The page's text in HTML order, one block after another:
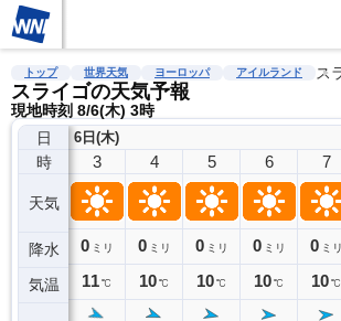
雨雲レーダー 台風情報 地震情報 警報・注
トップ 世界天気 ヨーロッパ アイルランド ス
スライゴの天気予報
現地時刻 8/6(木) 3時
日
時
天気
降水
気温
6日(木)
3
0 ミリ
11℃
4
0 ミリ
10℃
5
0 ミリ
10℃
6
0 ミリ
10℃
7
0 ミリ
10℃